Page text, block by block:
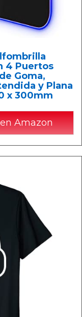
4 Puertos
Goma,
y Plana
x 300mm
Amazon